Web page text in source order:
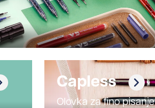
Capless
Olovka za fino pisanje